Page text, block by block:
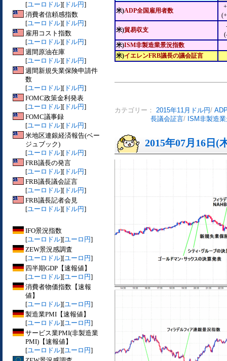
[ユーロドル][ ドル円]
消費者信頼感指数
[ユーロドル][ ドル円]
雇用コスト指数
[ユーロドル][ ドル円]
週間原油在庫
[ユーロドル][ ドル円]
週間新規失業保険申請件
数
[ユーロドル][ ドル円]
FOMC政策金利発表
[ユーロドル][ ドル円]
FOMC議事録
[ユーロドル][ ドル円]
米地区連銀経済報告(ベー
ジュブック)
[ユーロドル][ ドル円]
FRB議長の発言
[ユーロドル][ ドル円]
FRB議長議会証言
[ユーロドル][ ドル円]
FRB議長記者会見
[ユーロドル][ ドル円]
IFO景況指数
[ユーロドル][ユーロ円]
ZEW景況感調査
[ユーロドル][ユーロ円]
四半期GDP【速報値】
[ユーロドル][ユーロ円]
消費者物価指数【速報
値】
[ユーロドル][ユーロ円]
製造業PMI【速報値】
[ユーロドル][ユーロ円]
サービス業PMI(非製造業
PMI)【速報値】
[ユーロドル][ユーロ円]
米)ADP全国雇用者数
米)貿易収支
米)ISM非製造業景況指数
米)イエレンFRB議長の議会証言
カテゴリー： 2015年11月ドル円/
長議会証言/ ISM非製造
2015年07月16日(